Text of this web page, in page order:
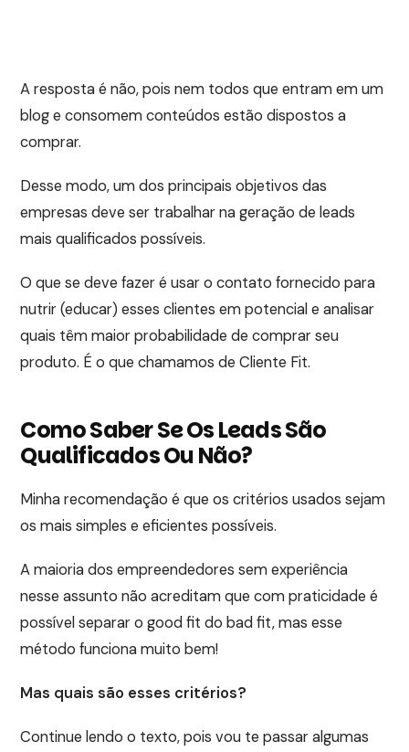
A resposta é não, pois nem todos que entram em um
blog e consomem conteúdos estão dispostos a
comprar.
Desse modo, um dos principais objetivos das
empresas deve ser trabalhar na geração de leads
mais qualificados possíveis.
O que se deve fazer é usar o contato fornecido para
nutrir (educar) esses clientes em potencial e analisar
quais têm maior probabilidade de comprar seu
produto. É o que chamamos de Cliente Fit.
Como Saber Se Os Leads São
Qualificados Ou Não?
Minha recomendação é que os critérios usados sejam
os mais simples e eficientes possíveis.
A maioria dos empreendedores sem experiência
nesse assunto não acreditam que com praticidade é
possível separar o good fit do bad fit, mas esse
método funciona muito bem!
Mas quais são esses critérios?
Continue lendo o texto, pois vou te passar algumas